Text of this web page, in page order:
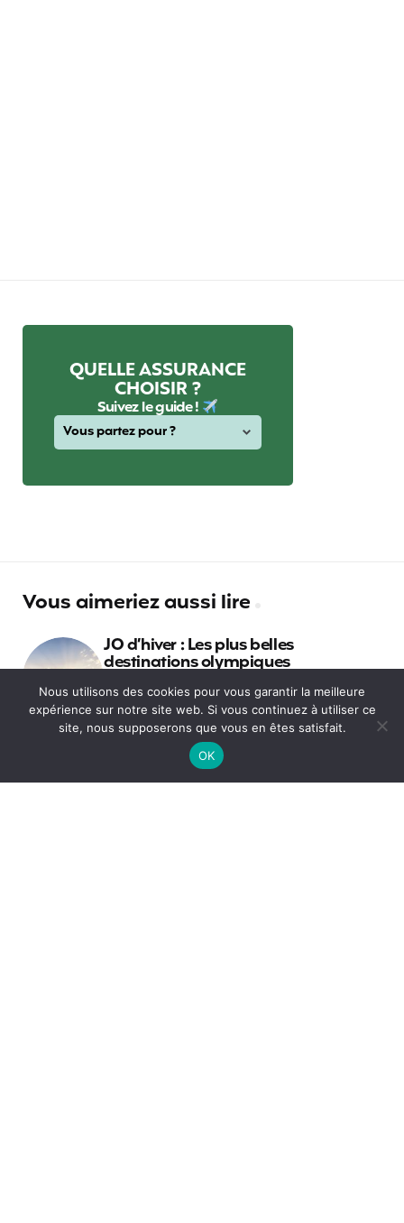
QUELLE ASSURANCE
CHOISIR ?
Suivez le guide !
Vous aimeriez aussi lire
JO d’hiver : Les plus belles
destinations olympiques
Que faire à Shanghai ?
Nous utilisons des cookies pour vous garantir la meilleure
expérience sur notre site web. Si vous continuez à utiliser ce
site, nous supposerons que vous en êtes satisfait.
OK